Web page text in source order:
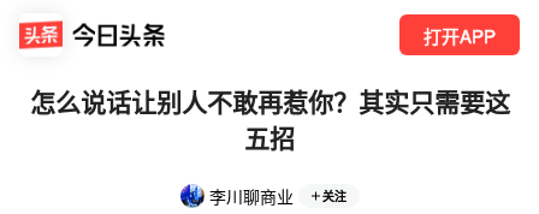
打开APP
怎么说话让别人不敢再惹你？其实只需要这
五招
李川聊商业 关注